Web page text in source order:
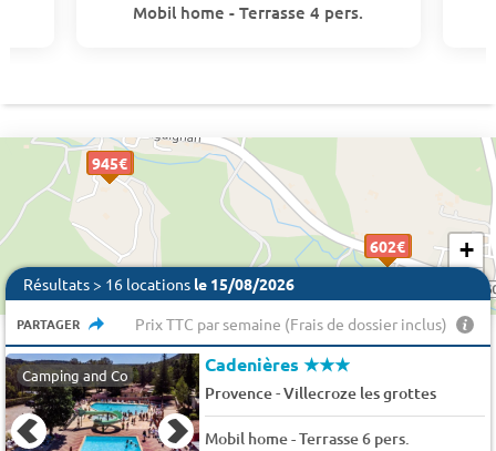
Mobil home - Terrasse 4 pers.
760 €
786 €
945€
602€
945€
602€
945€
+
Résultats > 16 locations le 15/08/2026
PARTAGER Prix TTC par semaine (Frais de dossier inclus)
Camping and Co Cadenières★★★
Provence-Villecroze les grottes
Mobil home - Terrasse 6 pers.